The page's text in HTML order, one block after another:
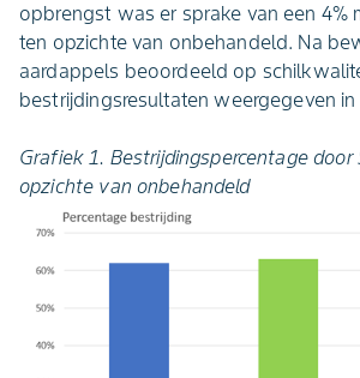
opbrengst was er sprake van een 4%
ten opzichte van onbehandeld. Na
aardappels beoordeeld op
bestrijdingsresultaten weergegeven
Grafiek 1. Bestrijdingspercentage door
opzichte van onbehandeld